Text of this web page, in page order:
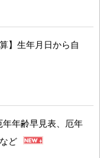
】生年月日から自
年年齢早見表、厄年
ど